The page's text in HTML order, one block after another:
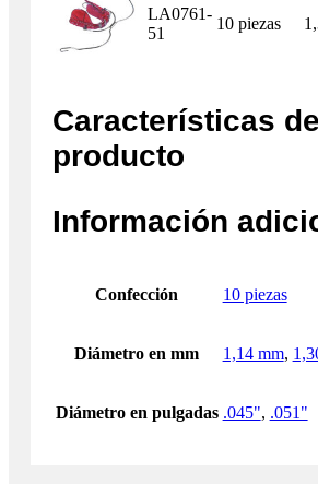
LA0761-
51
10 piezas
Características
producto
Información
Confección 10 piezas
Diámetro en mm 1,14 mm,
Diámetro en pulgadas .045", .051"